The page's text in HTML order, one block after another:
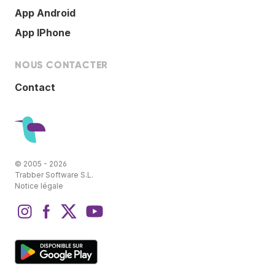
App Android
App IPhone
NOUS CONTACTER
Contact
© 2005 - 2026
Trabber Software S.L.
Notice légale